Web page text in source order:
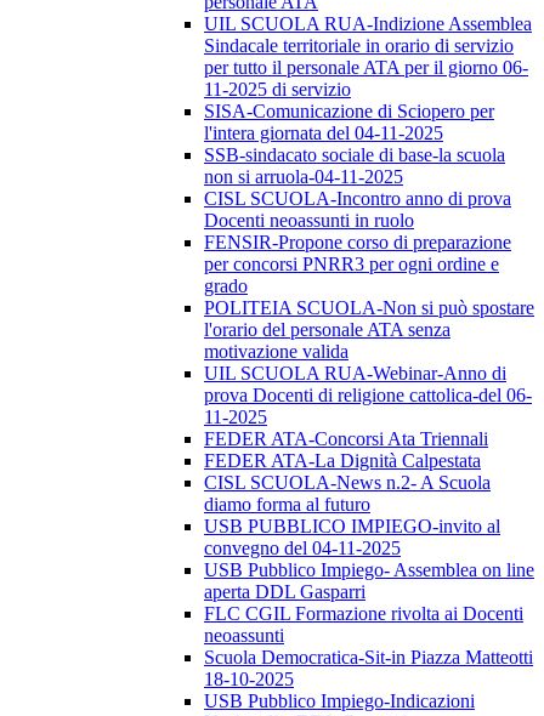
UIL SCUOLA RUA-Indizione Assemblea
Sindacale territoriale in orario di servizio
per tutto il personale ATA per il giorno 06-
11-2025 di servizio
SISA-Comunicazione di Sciopero per
l'intera giornata del 04-11-2025
SSB-sindacato sociale di base-la scuola
non si arruola-04-11-2025
CISL SCUOLA-Incontro anno di prova
Docenti neoassunti in ruolo
FENSIR-Propone corso di preparazione
per concorsi PNRR3 per ogni ordine e
grado
POLITEIA SCUOLA-Non si può spostare
l'orario del personale ATA senza
motivazione valida
UIL SCUOLA RUA-Webinar-Anno di
prova Docenti di religione cattolica-del 06-
11-2025
FEDER ATA-Concorsi Ata Triennali
FEDER ATA-La Dignità Calpestata
CISL SCUOLA-News n.2- A Scuola
diamo forma al futuro
USB PUBBLICO IMPIEGO-invito al
convegno del 04-11-2025
USB Pubblico Impiego- Assemblea on line
aperta DDL Gasparri
FLC CGIL Formazione rivolta ai Docenti
neoassunti
Scuola Democratica-Sit-in Piazza Matteotti
18-10-2025
USB Pubblico Impiego-Indicazioni